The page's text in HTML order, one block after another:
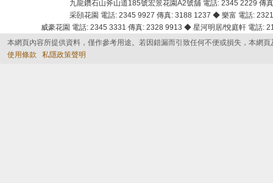
九龍鑽石山斧山道185號宏景花園A2號舖 電話: 2345 2229
采頣花園 電話: 2345 9927 傳真: 3188 1237 ◆ 樂富 電話:
威豪花園 電話: 2345 3331 傳真: 2328 9913 ◆ 星河明居/悅庭軒 電話
本網頁內容所提供資料，僅作參考用途。若因錯漏而引致任何不便或損失，本網
使用條款
私隱政策聲明